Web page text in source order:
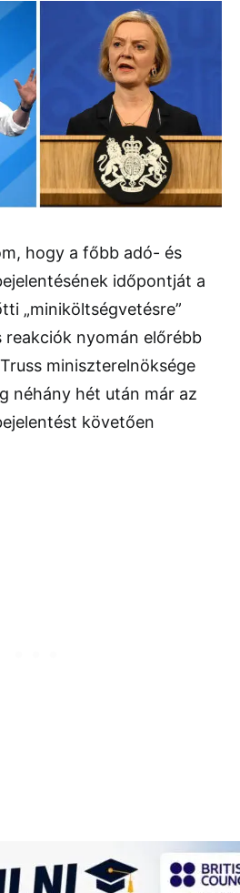
hogy a főbb adó- és
időpontját a
„miniköltségvetésre”
nyomán előrébb
miniszterelnöksége
néhány hét után már az
követően